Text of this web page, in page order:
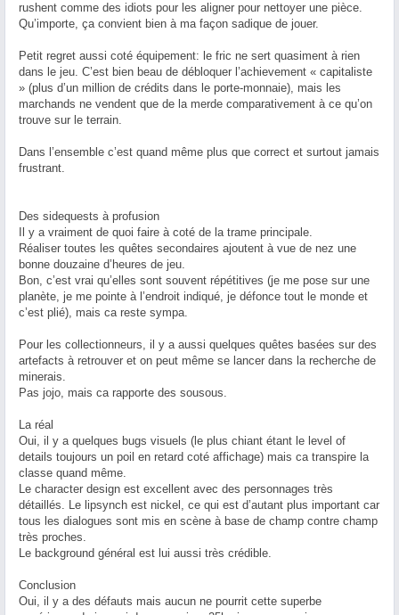
rushent comme des idiots pour les aligner pour nettoyer une pièce.
Qu’importe, ça convient bien à ma façon sadique de jouer.
Petit regret aussi coté équipement: le fric ne sert quasiment à rien
dans le jeu. C’est bien beau de débloquer l’achievement « capitaliste
» (plus d’un million de crédits dans le porte-monnaie), mais les
marchands ne vendent que de la merde comparativement à ce qu’on
trouve sur le terrain.
Dans l’ensemble c’est quand même plus que correct et surtout jamais
frustrant.
Des sidequests à profusion
Il y a vraiment de quoi faire à coté de la trame principale.
Réaliser toutes les quêtes secondaires ajoutent à vue de nez une
bonne douzaine d’heures de jeu.
Bon, c’est vrai qu’elles sont souvent répétitives (je me pose sur une
planète, je me pointe à l’endroit indiqué, je défonce tout le monde et
c’est plié), mais ca reste sympa.
Pour les collectionneurs, il y a aussi quelques quêtes basées sur des
artefacts à retrouver et on peut même se lancer dans la recherche de
minerais.
Pas jojo, mais ca rapporte des sousous.
La réal
Oui, il y a quelques bugs visuels (le plus chiant étant le level of
details toujours un poil en retard coté affichage) mais ca transpire la
classe quand même.
Le character design est excellent avec des personnages très
détaillés. Le lipsynch est nickel, ce qui est d’autant plus important car
tous les dialogues sont mis en scène à base de champ contre champ
très proches.
Le background général est lui aussi très crédible.
Conclusion
Oui, il y a des défauts mais aucun ne pourrit cette superbe